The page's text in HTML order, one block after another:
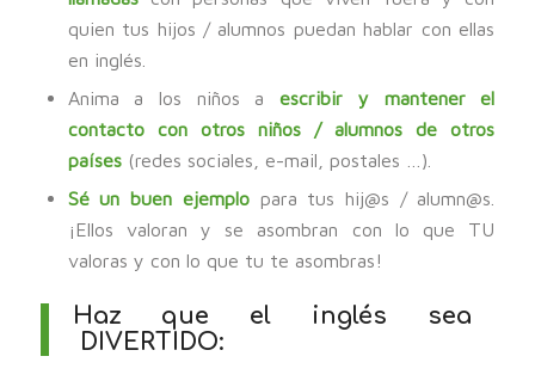
quien tus hijos / alumnos puedan hablar con ellas
en inglés.
Anima a los niños aescribir y mantener el
contacto con otros niños / alumnos de otros
países(redes sociales, e-mail, postales …).
Sé un buen ejemplopara tus hij@s / alumn@s.
¡Ellos valoran y se asombran con lo que TU
valoras y con lo que tu te asombras!
Haz que el inglés sea
DIVERTIDO: